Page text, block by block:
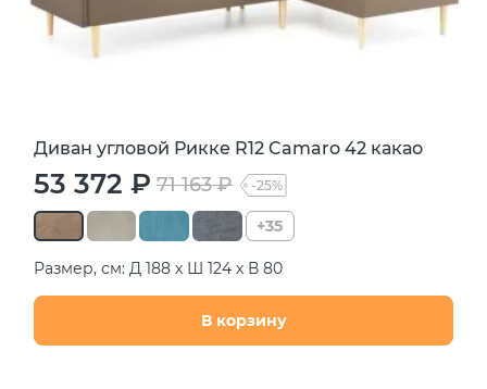
Диван угловой Рикке R12 Camaro 42 какао
53 372 ₽ 71 163 ₽ -25%
+35
Размер, см: Д 188 х Ш 124 х В 80
В корзину